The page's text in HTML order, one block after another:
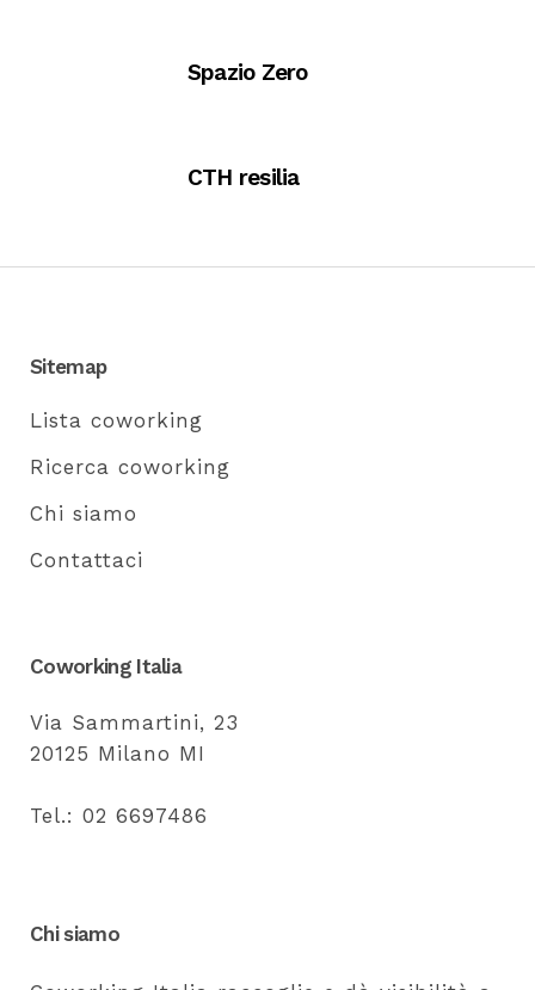
Spazio Zero
CTH resilia
Sitemap
Lista coworking
Ricerca coworking
Chi siamo
Contattaci
Coworking Italia
Via Sammartini, 23
20125 Milano MI
Tel.: 02 6697486
Chi siamo